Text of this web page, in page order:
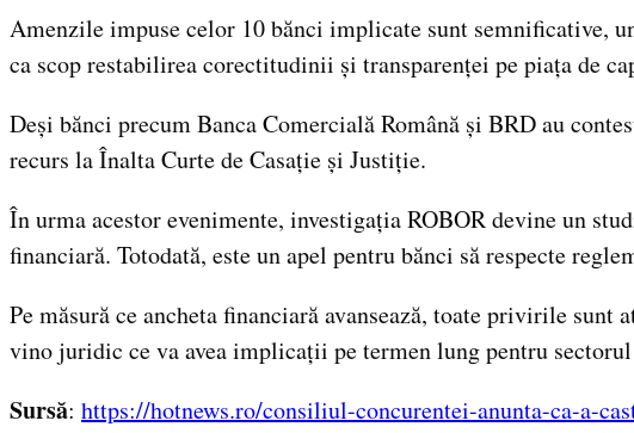
Amenzile impuse celor 10 bănci implicate sunt semnificative,
ca scop restabilirea corectitudinii și transparenței pe piața de
Deși bănci precum Banca Comercială Română și BRD au
recurs la Înalta Curte de Casație și Justiție.
În urma acestor evenimente, investigația ROBOR devine un
financiară. Totodată, este un apel pentru bănci să respecte
Pe măsură ce ancheta financiară avansează, toate privirile
vino juridic ce va avea implicații pe termen lung pentru sectorul
Sursă: https://hotnews.ro/consiliul-concurentei-anunta-ca-a-